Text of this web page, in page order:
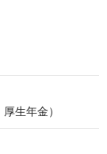
生年金）